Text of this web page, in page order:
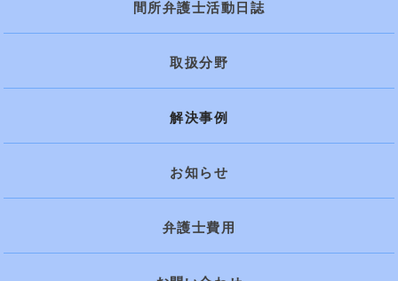
間所弁護士活動日誌
取扱分野
解決事例
お知らせ
弁護士費用